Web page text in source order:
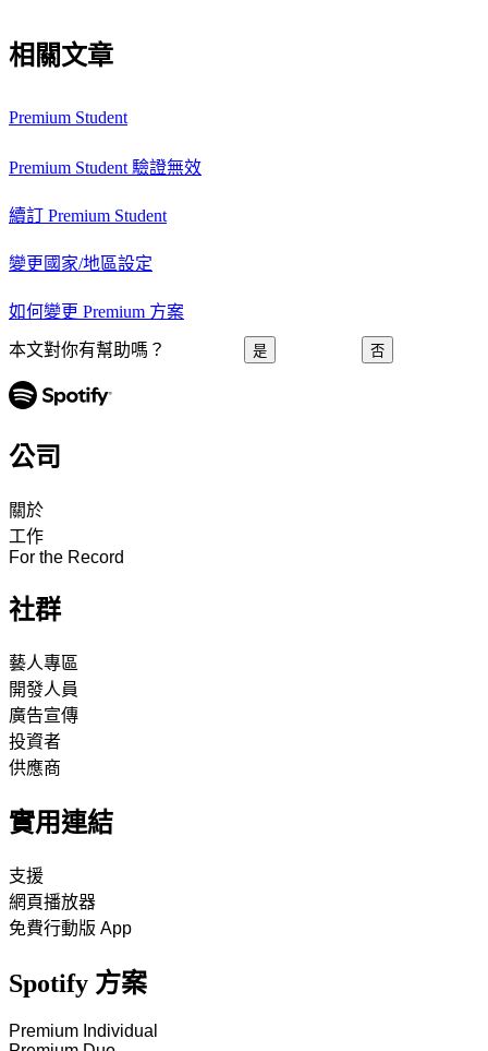
相關文章
Premium Student
Premium Student 驗證無效
續訂 Premium Student
變更國家/地區設定
如何變更 Premium 方案
本文對你有幫助嗎？ 是 否
公司
關於
工作
For the Record
社群
藝人專區
開發人員
廣告宣傳
投資者
供應商
實用連結
支援
網頁播放器
免費行動版 App
Spotify 方案
Premium Individual